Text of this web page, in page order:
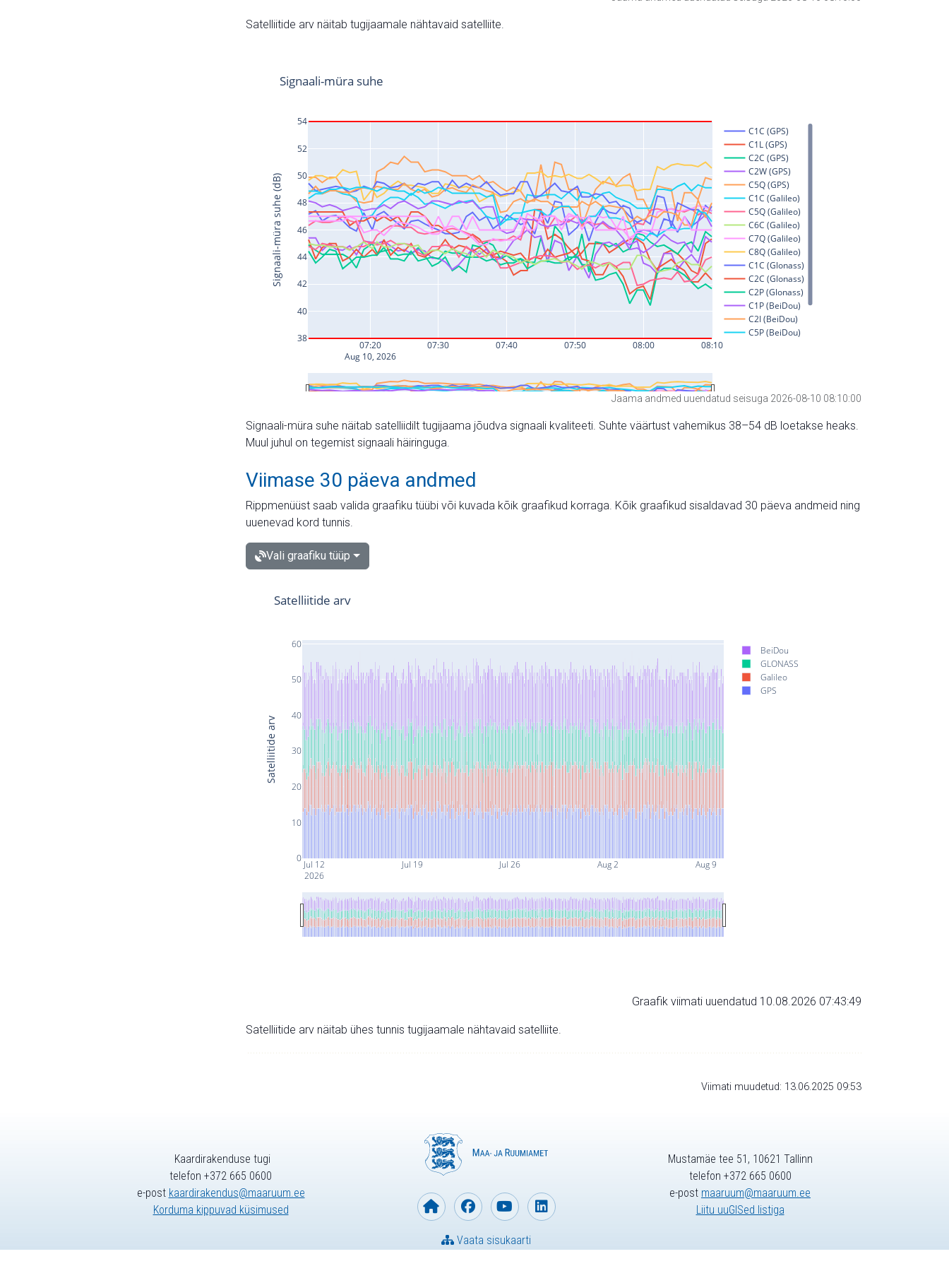
Satelliitide arv näitab tugijaamale nähtavaid satelliite.
Jaama andmed uuendatud seisuga 2026-08-10 08:10:00
Signaali-müra suhe näitab satelliidilt tugijaama jõudva signaali kvaliteeti. Suhte väärtust vahemikus 38–54 dB loetakse heaks.
Muul juhul on tegemist signaali häiringuga.
Viimase 30 päeva andmed
Rippmenüüst saab valida graafiku tüübi või kuvada kõik graafikud korraga. Kõik graafikud sisaldavad 30 päeva andmeid ning
uuenevad kord tunnis.
Vali graafiku tüüp
Jul 12
2026
Jul 19 Jul 26 Aug 2 Aug 9
0
10
20
30
40
50
60
BeiDou
GLONASS
Galileo
GPS
Satelliitide arv
Satelliitide arv
Graafik viimati uuendatud 10.08.2026 07:43:49
Satelliitide arv näitab ühes tunnis tugijaamale nähtavaid satelliite.
Viimati muudetud: 13.06.2025 09:53
Kaardirakenduse tugi
telefon +372 665 0600
e-post kaardirakendus@maaruum.ee
Korduma kippuvad küsimused
Vaata sisukaarti
Mustamäe tee 51, 10621 Tallinn
telefon +372 665 0600
e-post maaruum@maaruum.ee
Liitu uuGISed listiga